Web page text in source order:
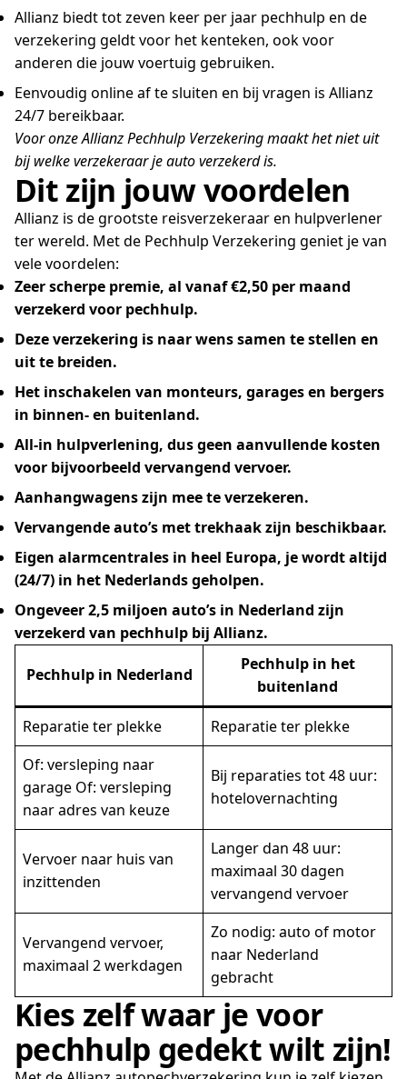
Allianz biedt tot zeven keer per jaar pechhulp en de
verzekering geldt voor het kenteken, ook voor
anderen die jouw voertuig gebruiken.
Eenvoudig online af te sluiten en bij vragen is Allianz
24/7 bereikbaar.
Voor onze Allianz Pechhulp Verzekering maakt het niet uit
bij welke verzekeraar je auto verzekerd is.
Dit zijn jouw voordelen
Allianz is de grootste reisverzekeraar en hulpverlener
ter wereld. Met de Pechhulp Verzekering geniet je van
vele voordelen:
Zeer scherpe premie, al vanaf €2,50 per maand
verzekerd voor pechhulp.
Deze verzekering is naar wens samen te stellen en
uit te breiden.
Het inschakelen van monteurs, garages en bergers
in binnen- en buitenland.
All-in hulpverlening, dus geen aanvullende kosten
voor bijvoorbeeld vervangend vervoer.
Aanhangwagens zijn mee te verzekeren.
Vervangende auto’s met trekhaak zijn beschikbaar.
Eigen alarmcentrales in heel Europa, je wordt altijd
(24/7) in het Nederlands geholpen.
Ongeveer 2,5 miljoen auto’s in Nederland zijn
verzekerd van pechhulp bij Allianz.
Pechhulp in Nederland
Pechhulp in het
buitenland
Reparatie ter plekke
Reparatie ter plekke
Of: versleping naar
garage Of: versleping
naar adres van keuze
Bij reparaties tot 48 uur:
hotelovernachting
Vervoer naar huis van
inzittenden
Langer dan 48 uur:
maximaal 30 dagen
vervangend vervoer
Vervangend vervoer,
maximaal 2 werkdagen
Zo nodig: auto of motor
naar Nederland
gebracht
Kies zelf waar je voor
pechhulp gedekt wilt zijn!